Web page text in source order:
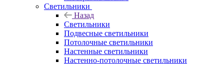
Светильники
Назад
Светильники
Подвесные светильники
Потолочные светильники
Настенные светильники
Настенно-потолочные светильники